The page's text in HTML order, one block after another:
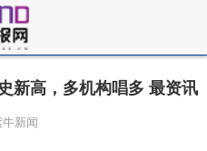
新高，多机构唱多 最资讯
新闻